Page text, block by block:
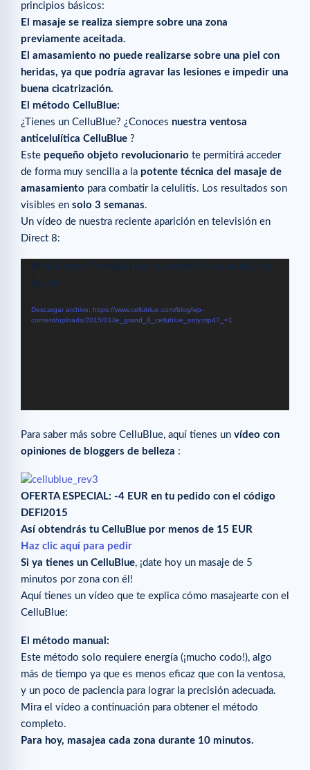
principios básicos:
El masaje se realiza siempre sobre una zona
previamente aceitada.
El amasamiento no puede realizarse sobre una piel con
heridas, ya que podría agravar las lesiones e impedir una
buena cicatrización.
El método CelluBlue:
¿Tienes un CelluBlue? ¿Conoces nuestra ventosa
anticelulítica CelluBlue ?
Este pequeño objeto revolucionario te permitirá acceder
de forma muy sencilla a la potente técnica del masaje de
amasamiento para combatir la celulitis. Los resultados son
visibles en solo 3 semanas.
Un vídeo de nuestra reciente aparición en televisión en
Direct 8:
Reproductor
Media error: Format(s) not supported or source(s) not
found
Descargar archivo: https://www.cellublue.com/blog/wp-
content/uploads/2015/01/le_grand_8_cellublue_only.mp4?_=1
Para saber más sobre CelluBlue, aquí tienes un vídeo con
opiniones de bloggers de belleza :
OFERTA ESPECIAL: -4 EUR en tu pedido con el código
DEFI2015
Así obtendrás tu CelluBlue por menos de 15 EUR
Haz clic aquí para pedir
Si ya tienes un CelluBlue, ¡date hoy un masaje de 5
minutos por zona con él!
Aquí tienes un vídeo que te explica cómo masajearte con el
CelluBlue:
El método manual:
Este método solo requiere energía (¡mucho codo!), algo
más de tiempo ya que es menos eficaz que con la ventosa,
y un poco de paciencia para lograr la precisión adecuada.
Mira el vídeo a continuación para obtener el método
completo.
Para hoy, masajea cada zona durante 10 minutos.